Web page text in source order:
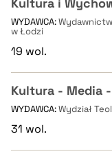
WYDAWCA:
w Łodzi
19 wol.
Kultura - Media
WYDAWCA:Wydział
31 wol.